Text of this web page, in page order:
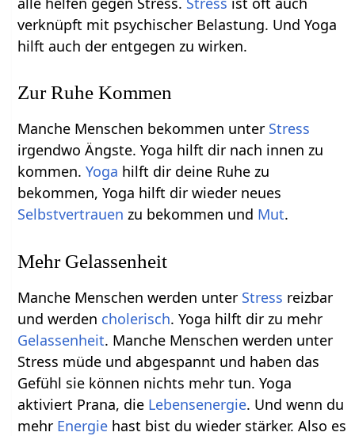
verknüpft mit psychischer Belastung. Und Yoga
hilft auch der entgegen zu wirken.
Zur Ruhe Kommen
Manche Menschen bekommen unter Stress
irgendwo Ängste. Yoga hilft dir nach innen zu
kommen.Yoga hilft dir deine Ruhe zu
bekommen, Yoga hilft dir wieder neues
Selbstvertrauen zu bekommen und Mut.
Mehr Gelassenheit
Manche Menschen werden unter Stress reizbar
und werden cholerisch. Yoga hilft dir zu mehr
Gelassenheit. Manche Menschen werden unter
Stress müde und abgespannt und haben das
Gefühl sie können nichts mehr tun. Yoga
aktiviert Prana, die Lebensenergie. Und wenn du
mehr Energie hast bist du wieder stärker. Also es